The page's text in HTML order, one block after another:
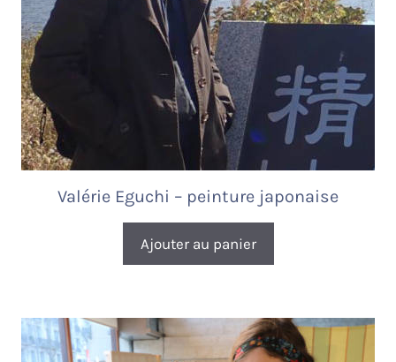
Valérie Eguchi – peinture japonaise
Ajouter au panier